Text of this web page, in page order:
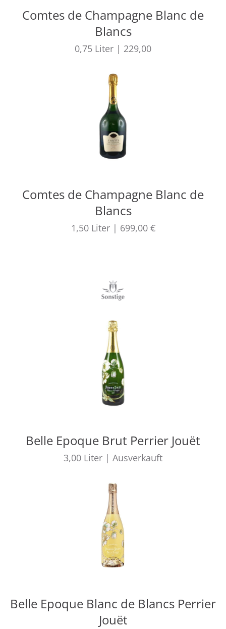
Comtes de Champagne Blanc de
Blancs
0,75 Liter | 229,00
Comtes de Champagne Blanc de
Blancs
1,50 Liter | 699,00 €
Belle Epoque Brut Perrier Jouët
3,00 Liter | Ausverkauft
Belle Epoque Blanc de Blancs Perrier
Jouët